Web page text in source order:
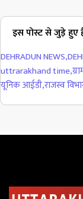
इस पोस्ट से जुड़े हुए
DEHRADUN NEWS,
uttrarakhand time,
यूनिक आईडी,राजस्व